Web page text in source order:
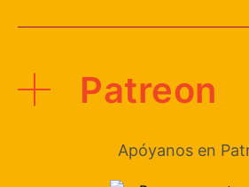
Patreon
Apóyanos en